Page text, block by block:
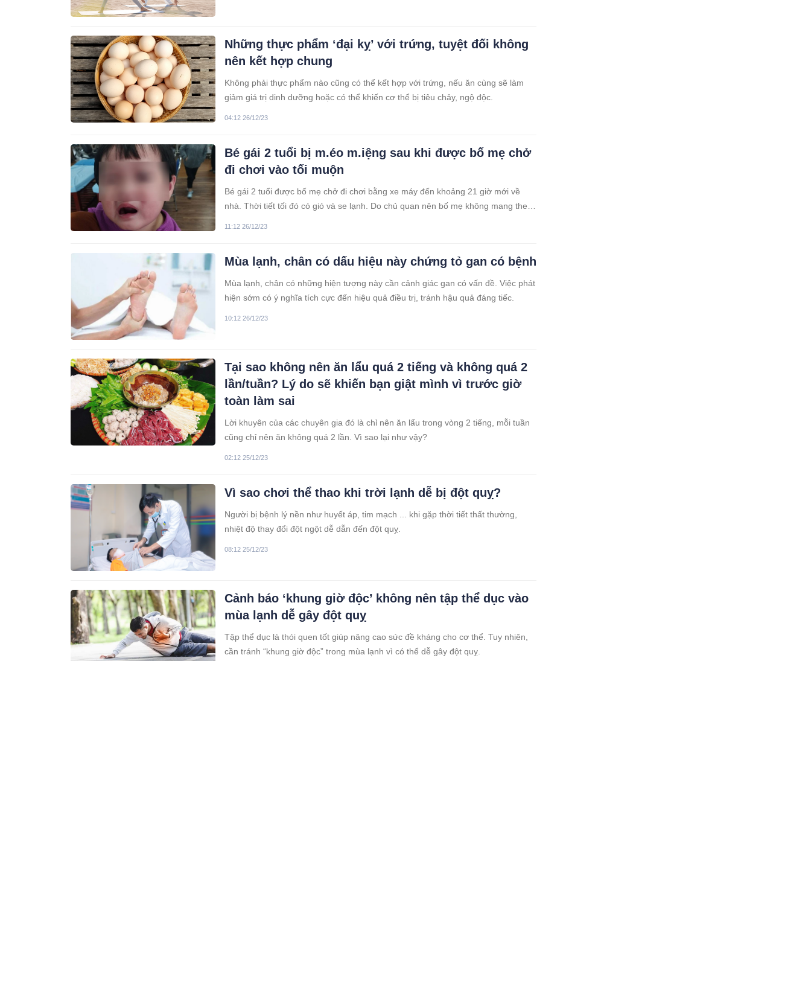
Những thực phẩm ‘đại kỵ’ với trứng, tuyệt đối không
nên kết hợp chung
Không phải thực phẩm nào cũng có thể kết hợp với trứng, nếu ăn cùng sẽ làm
giảm giá trị dinh dưỡng hoặc có thể khiến cơ thể bị tiêu chảy, ngộ độc.
04:12 26/12/23
Bé gái 2 tuổi bị m.éo m.iệng sau khi được bố mẹ chở
đi chơi vào tối muộn
Bé gái 2 tuổi được bố mẹ chở đi chơi bằng xe máy đến khoảng 21 giờ mới về
nhà. Thời tiết tối đó có gió và se lạnh. Do chủ quan nên bố mẹ không mang theo
11:12 26/12/23
Mùa lạnh, chân có dấu hiệu này chứng tỏ gan có bệnh
Mùa lạnh, chân có những hiện tượng này cần cảnh giác gan có vấn đề. Việc phát
hiện sớm có ý nghĩa tích cực đến hiệu quả điều trị, tránh hậu quả đáng tiếc.
10:12 26/12/23
Tại sao không nên ăn lẩu quá 2 tiếng và không quá 2
lần/tuần? Lý do sẽ khiến bạn giật mình vì trước giờ
toàn làm sai
Lời khuyên của các chuyên gia đó là chỉ nên ăn lẩu trong vòng 2 tiếng, mỗi tuần
cũng chỉ nên ăn không quá 2 lần. Vì sao lại như vậy?
02:12 25/12/23
Vì sao chơi thể thao khi trời lạnh dễ bị đột quỵ?
Người bị bệnh lý nền như huyết áp, tim mạch ... khi gặp thời tiết thất thường,
nhiệt độ thay đổi đột ngột dễ dẫn đến đột quỵ.
08:12 25/12/23
Cảnh báo ‘khung giờ độc’ không nên tập thể dục vào
mùa lạnh dễ gây đột quỵ
Tập thể dục là thói quen tốt giúp nâng cao sức đề kháng cho cơ thể. Tuy nhiên,
cần tránh “khung giờ độc” trong mùa lạnh vì có thể dễ gây đột quỵ.